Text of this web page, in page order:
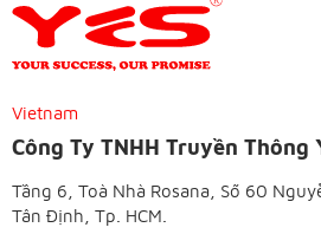
Vietnam
Công Ty TNHH Truyền Thông
Tầng 6, Toà Nhà Rosana, Số 60
Tân Định, Tp. HCM.